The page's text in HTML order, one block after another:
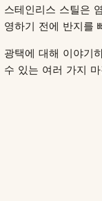
스테인리스 스틸은
영하기 전에 반지를
광택에 대해 이야기
수 있는 여러 가지